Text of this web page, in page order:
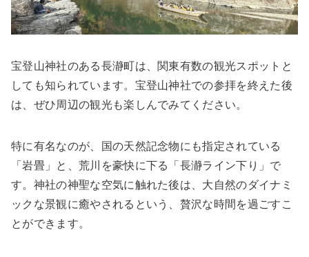
宝登山神社のある長瀞町は、関東有数の観光スポットと
しても知られています。宝登山神社での参拝を終えた後
は、ぜひ周辺の観光も楽しんでみてください。
特に有名なのが、国の天然記念物にも指定されている
「岩畳」と、荒川を豪快に下る「長瀞ライン下り」で
す。神社の神聖な空気に触れた後は、大自然のダイナミ
ックな景観に癒やされるという、贅沢な時間を過ごすこ
とができます。